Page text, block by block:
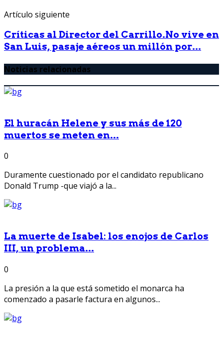
Artículo siguiente
Críticas al Director del Carrillo.No vive en
San Luis, pasaje aéreos un millón por...
Noticias relacionadas
El huracán Helene y sus más de 120
muertos se meten en...
0
Duramente cuestionado por el candidato republicano
Donald Trump -que viajó a la...
La muerte de Isabel: los enojos de Carlos
III, un problema...
0
La presión a la que está sometido el monarca ha
comenzado a pasarle factura en algunos...